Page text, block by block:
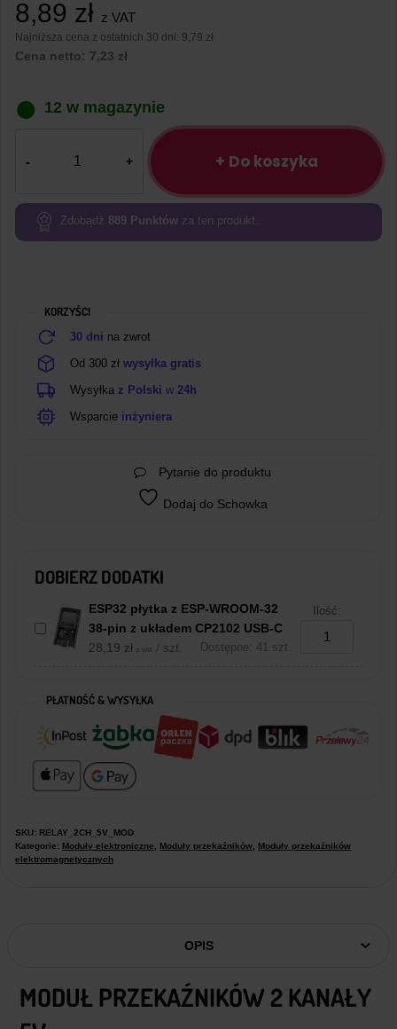
8,89 zł z VAT
Najniższa cena z ostatnich 30 dni: 9,79 zł
Cena netto: 7,23 zł
12 w magazynie
kanały
5V
+ Do koszyka
Zdobądź 889 Punktów za ten produkt.
KORZYŚCI
30 dni na zwrot
Od 300 zł wysyłka gratis
Wysyłka z Polski w 24h
Wsparcie inżyniera
Pytanie do produktu
Dodaj do Schowka
DOBIERZ DODATKI
ESP32 płytka z ESP-WROOM-32
38-pin z układem CP2102 USB-C
28,19 zł z VAT / szt. Dostępne: 41 szt.
Ilość:
PŁATNOŚĆ & WYSYŁKA
SKU: RELAY_2CH_5V_MOD
Kategorie: Moduły elektroniczne Moduły przekaźników
Moduły przekaźników
elektromagnetycznych
OPIS
MODUŁ PRZEKAŹNIKÓW 2 KANAŁY